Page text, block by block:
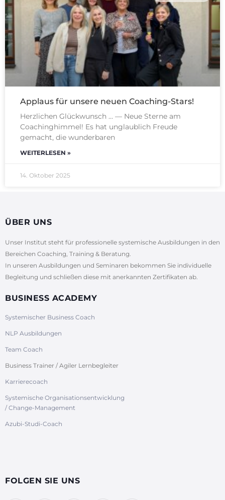
Applaus für unsere neuen Coaching-Stars!
Herzlichen Glückwunsch … — Neue Sterne am
Coachinghimmel! Es hat unglaublich Freude
gemacht, die wunderbaren
WEITERLESEN »
14. Oktober 2025
ÜBER UNS
Unser Institut steht für professionelle systemische Ausbildungen in den
Bereichen Coaching, Training & Beratung.
In unseren Ausbildungen und Seminaren bekommen Sie individuelle
Begleitung und schließen diese mit anerkannten Zertifikaten ab.
BUSINESS ACADEMY
Systemischer Business Coach
NLP Ausbildungen
Team Coach
Business Trainer / Agiler Lernbegleiter
Karrierecoach
Systemische Organisationsentwicklung
/ Change-Management
Azubi-Studi-Coach
FOLGEN SIE UNS